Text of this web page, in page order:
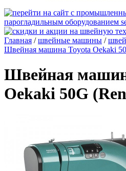
Главная /швейные машины /
Швейная машина Toyota Oekaki
Швейная
Oekaki 50G